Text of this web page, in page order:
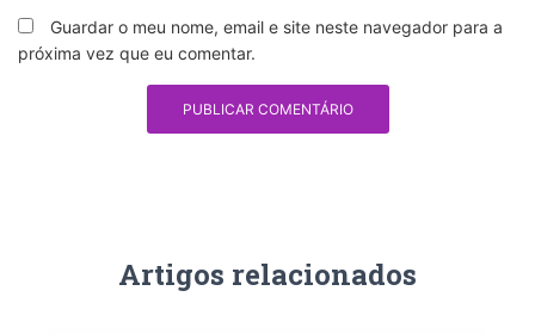
Guardar o meu nome, email e site neste navegador para a
próxima vez que eu comentar.
Artigos relacionados